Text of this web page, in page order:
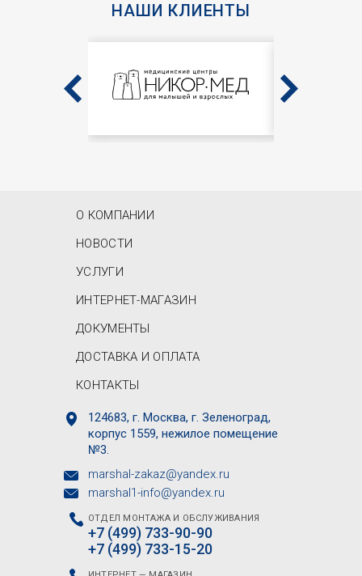
НАШИ КЛИЕНТЫ
О КОМПАНИИ
НОВОСТИ
УСЛУГИ
ИНТЕРНЕТ-МАГАЗИН
ДОКУМЕНТЫ
ДОСТАВКА И ОПЛАТА
КОНТАКТЫ
124683, г. Москва, г. Зеленоград,
корпус 1559, нежилое помещение
№3.
marshal-zakaz@yandex.ru
marshal1-info@yandex.ru
ОТДЕЛ МОНТАЖА И ОБСЛУЖИВАНИЯ
+7 (499) 733-90-90
+7 (499) 733-15-20